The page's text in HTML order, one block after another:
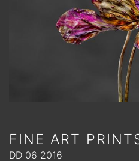
FINE ART
DD 06 2016